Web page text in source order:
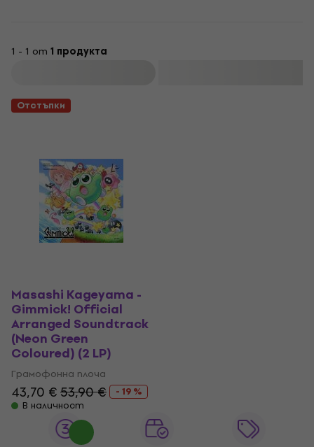
1 - 1 от 1 продукта
Отстъпки
Masashi Kageyama -
Gimmick! Official
Arranged Soundtrack
(Neon Green
Coloured) (2 LP)
Грамофонна плоча
43,70 €53,90 €
- 19 %
В наличност